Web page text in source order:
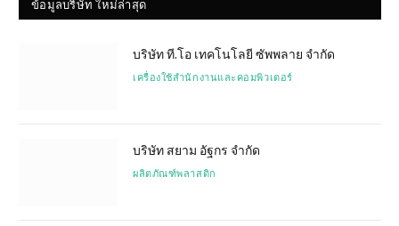
ข้อมูลบริษัท ใหม่ล่าสุด
บริษัท ที.โอ เทคโนโลยี ซัพพลาย จำกัด
เครื่องใช้สำนักงานและคอมพิวเตอร์
บริษัท สยาม อัฐกร จำกัด
ผลิตภัณฑ์พลาสติก